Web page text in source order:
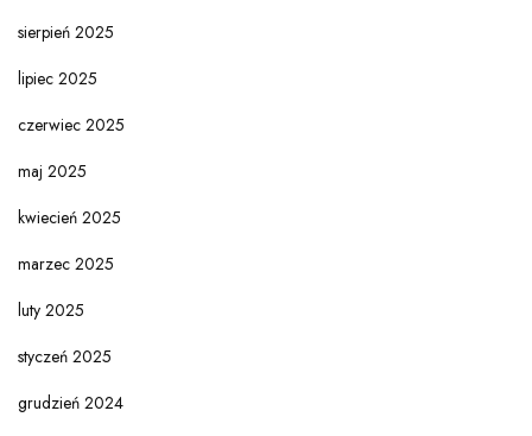
sierpień 2025
lipiec 2025
czerwiec 2025
maj 2025
kwiecień 2025
marzec 2025
luty 2025
styczeń 2025
grudzień 2024